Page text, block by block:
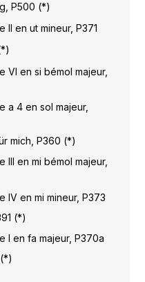
P500 (*)
II en ut mineur, P371
VI en si bémol majeur,
a 4 en sol majeur,
mich, P360 (*)
III en mi bémol majeur,
IV en mi mineur, P373
(*)
I en fa majeur, P370a